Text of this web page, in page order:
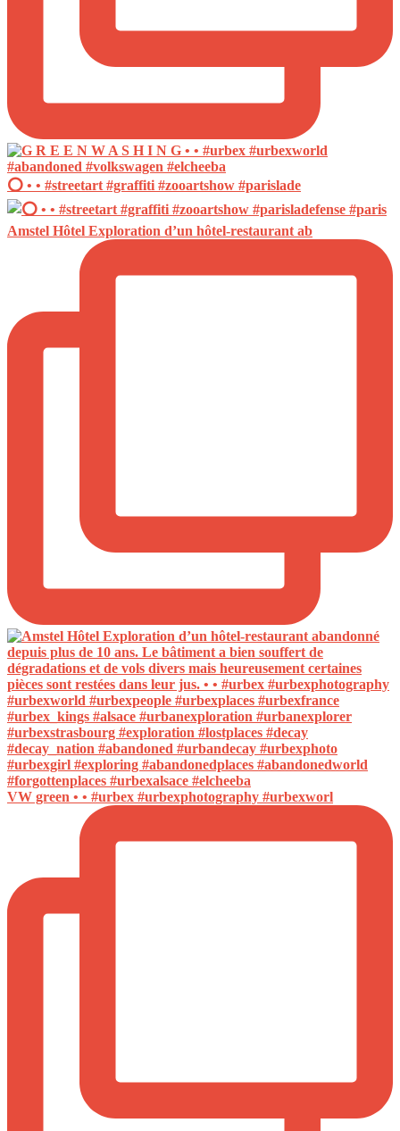
⭕️ • • #streetart #graffiti #zooartshow #parislade
Amstel Hôtel Exploration d’un hôtel-restaurant ab
VW green • • #urbex #urbexphotography #urbexworl